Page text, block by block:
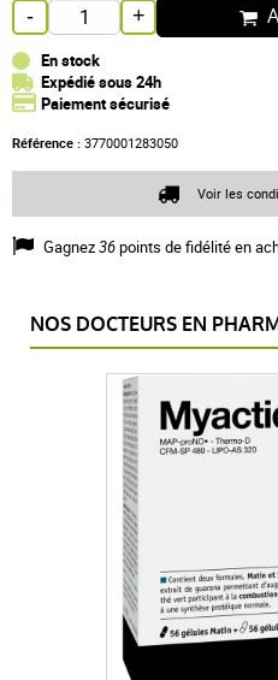
- +
En stock
Expédié sous 24h
Paiement sécurisé
Référence : 3770001283050
Gagnez36points de fidélité en
Voir les
NOS DOCTEURS EN